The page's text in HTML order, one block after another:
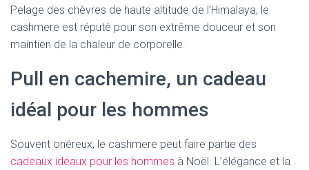
Pelage des chèvres de haute altitude de l’Himalaya, le
cashmere est réputé pour son extrême douceur et son
maintien de la chaleur de corporelle.
Pull en cachemire, un cadeau
idéal pour les hommes
Souvent onéreux, le cashmere peut faire partie des
cadeaux idéaux pour les hommes à Noël. L’élégance et la